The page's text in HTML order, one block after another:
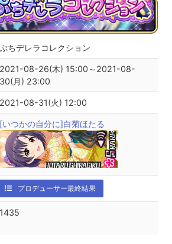
ぷちデレラコレクション
2021-08-26(木) 15:00～2021-08-
30(月) 23:00
2021-08-31(火) 12:00
[いつかの自分に]白菊ほたる
プロデューサー最終結果
1435